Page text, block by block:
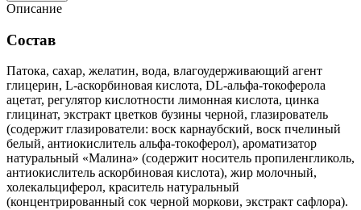
Описание
Состав
Патока, сахар, желатин, вода, влагоудерживающий агент
глицерин, L-аскорбиновая кислота, DL-альфа-токоферола
ацетат, регулятор кислотности лимонная кислота, цинка
глицинат, экстракт цветков бузины черной, глазирователь
(содержит глазирователи: воск карнаубский, воск пчелиный
белый, антиокислитель альфа-токоферол), ароматизатор
натуральный «Малина» (содержит носитель пропиленгликоль,
антиокислитель аскорбиновая кислота), жир молочный,
холекальциферол, краситель натуральный
(концентрированный сок черной моркови, экстракт сафлора).